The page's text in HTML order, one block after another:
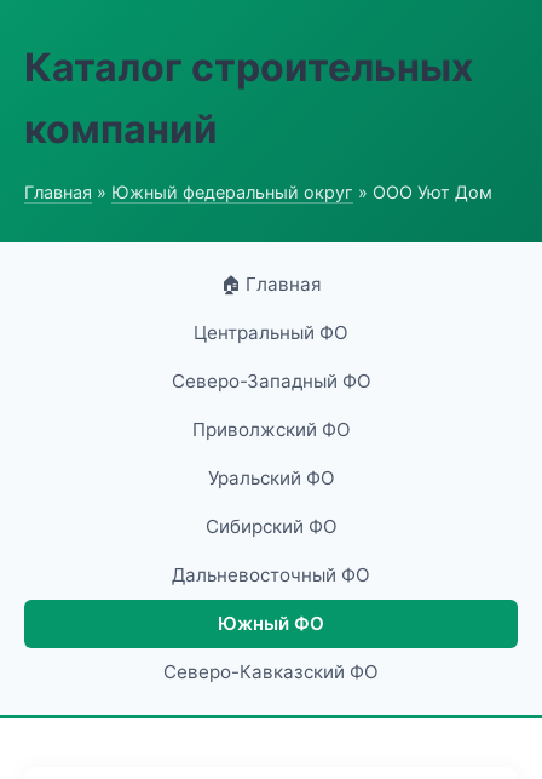
Каталог строительных
компаний
Главная » Южный федеральный округ » ООО Уют Дом
🏠 Главная
Центральный ФО
Северо-Западный ФО
Приволжский ФО
Уральский ФО
Сибирский ФО
Дальневосточный ФО
Южный ФО
Северо-Кавказский ФО